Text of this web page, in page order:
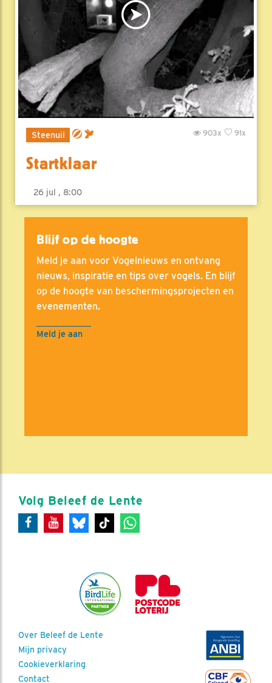
Steenuil 91x
903x
Startklaar
26 jul , 8:00
Blijf op de hoogte
Meld je aan voor Vogelnieuws en ontvang
nieuws, inspiratie en tips over vogels. En blijf
op de hoogte van beschermingsprojecten en
evenementen.
Meld je aan
Volg Beleef de Lente
Over Beleef de Lente
Mijn privacy
Cookieverklaring
Contact